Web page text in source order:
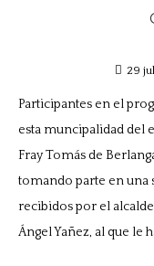
29
Participantes en el
esta muncipalidad del
Fray Tomás de
tomando parte en una
recibidos por el alcalde
Ángel Yañez, al que le